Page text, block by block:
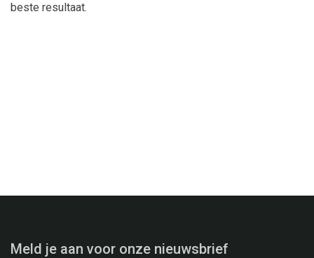
beste resultaat.
Meld je aan voor onze nieuwsbrief